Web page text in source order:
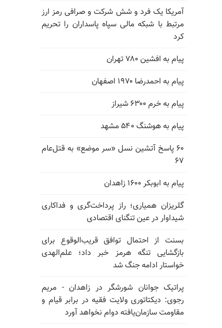
آمریکا یک فرد و شش شرکت و صرافی رمز ارز
مرتبط با شبکه مالی سپاه پاسداران را تحریم
کرد
پیام به افشین ۷۸۰ تهران
پیام به احمدرضا ۱۹۷۰ اصفهان
پیام به خرم ۶۳۰۰ شیراز
پیام به هوشنگ ۵۴۰ مشهد
۶۰ پاسخ آتشین نسل «سر موضع» به قتل‌عام
۶۷
پیام به ابوبکر ۱۶۰۰ زاهدان
گلریزان همیاری؛ راز پرداخت‌گری و فداکاری
شیداوار در عین تنگنای اقتصادی
بسنت از احتمال توافق قریب‌الوقوع برای
بازگشایی تنگه هرمز خبر داد؛ علم‌الهدی
خواستار ادامه جنگ شد
پراتیک جوانان شورشگر در زاهدان - مریم
رجوی: دیکتاتوری ولایت فقیه در برابر قیام و
مقاومت سازمان‌یافته دوام نخواهد آورد